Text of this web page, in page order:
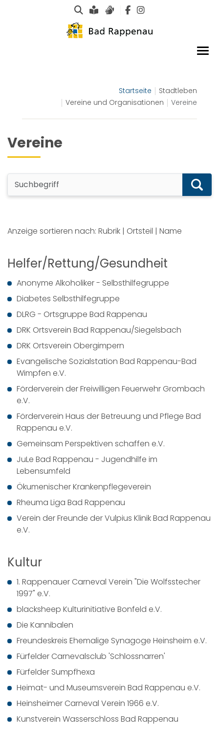
Suche
Leichte Sprache
Gebärdensprachen
Startseite
Stadtleben
Vereine und Organisationen
Vereine
Vereine
Anzeige sortieren nach: Rubrik | Ortsteil | Name
Helfer/Rettung/Gesundheit
Anonyme Alkoholiker - Selbsthilfegruppe
Diabetes Selbsthilfegruppe
DLRG - Ortsgruppe Bad Rappenau
DRK Ortsverein Bad Rappenau/Siegelsbach
DRK Ortsverein Obergimpern
Evangelische Sozialstation Bad Rappenau-Bad
Wimpfen e.V.
Förderverein der Freiwilligen Feuerwehr Grombach
e.V.
Förderverein Haus der Betreuung und Pflege Bad
Rappenau e.V.
Gemeinsam Perspektiven schaffen e.V.
JuLe Bad Rappenau - Jugendhilfe im
Lebensumfeld
Ökumenischer Krankenpflegeverein
Rheuma Liga Bad Rappenau
Verein der Freunde der Vulpius Klinik Bad Rappenau
e.V.
Kultur
1. Rappenauer Carneval Verein "Die Wolfsstecher
1997" e.V.
blacksheep Kulturinitiative Bonfeld e.V.
Die Kannibalen
Freundeskreis Ehemalige Synagoge Heinsheim e.V.
Fürfelder Carnevalsclub 'Schlossnarren'
Fürfelder Sumpfhexa
Heimat- und Museumsverein Bad Rappenau e.V.
Heinsheimer Carneval Verein 1966 e.V.
Kunstverein Wasserschloss Bad Rappenau